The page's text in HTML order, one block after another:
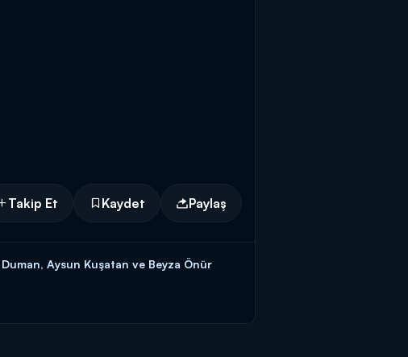
Takip Et Kaydet Paylaş
Aysun Kuşatan ve Beyza Önür